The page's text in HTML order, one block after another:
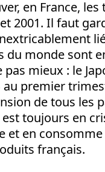
en France, les
2001. Il faut
monde sont
pas mieux : le
premier
de tous les
toujours en
en consomme
français.